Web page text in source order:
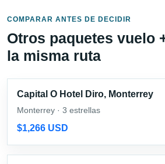
COMPARAR ANTES DE DECIDIR
Otros paquetes vuelo
la misma ruta
Capital O Hotel Diro, Monterrey
Monterrey · 3 estrellas
$1,266 USD